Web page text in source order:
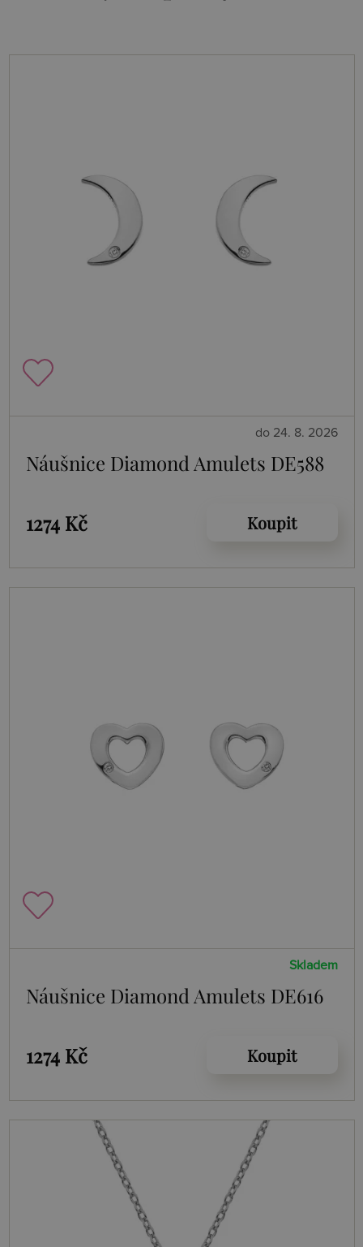
do 24. 8. 2026
Náušnice Diamond Amulets DE588
1274 Kč Koupit
Skladem
Náušnice Diamond Amulets DE616
1274 Kč Koupit